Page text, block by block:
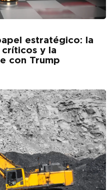
estratégico: la
y la
con Trump